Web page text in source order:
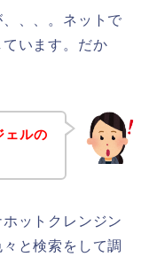
、、。ネットで
います。だか
ェルの
ットクレンジン
と検索をして調